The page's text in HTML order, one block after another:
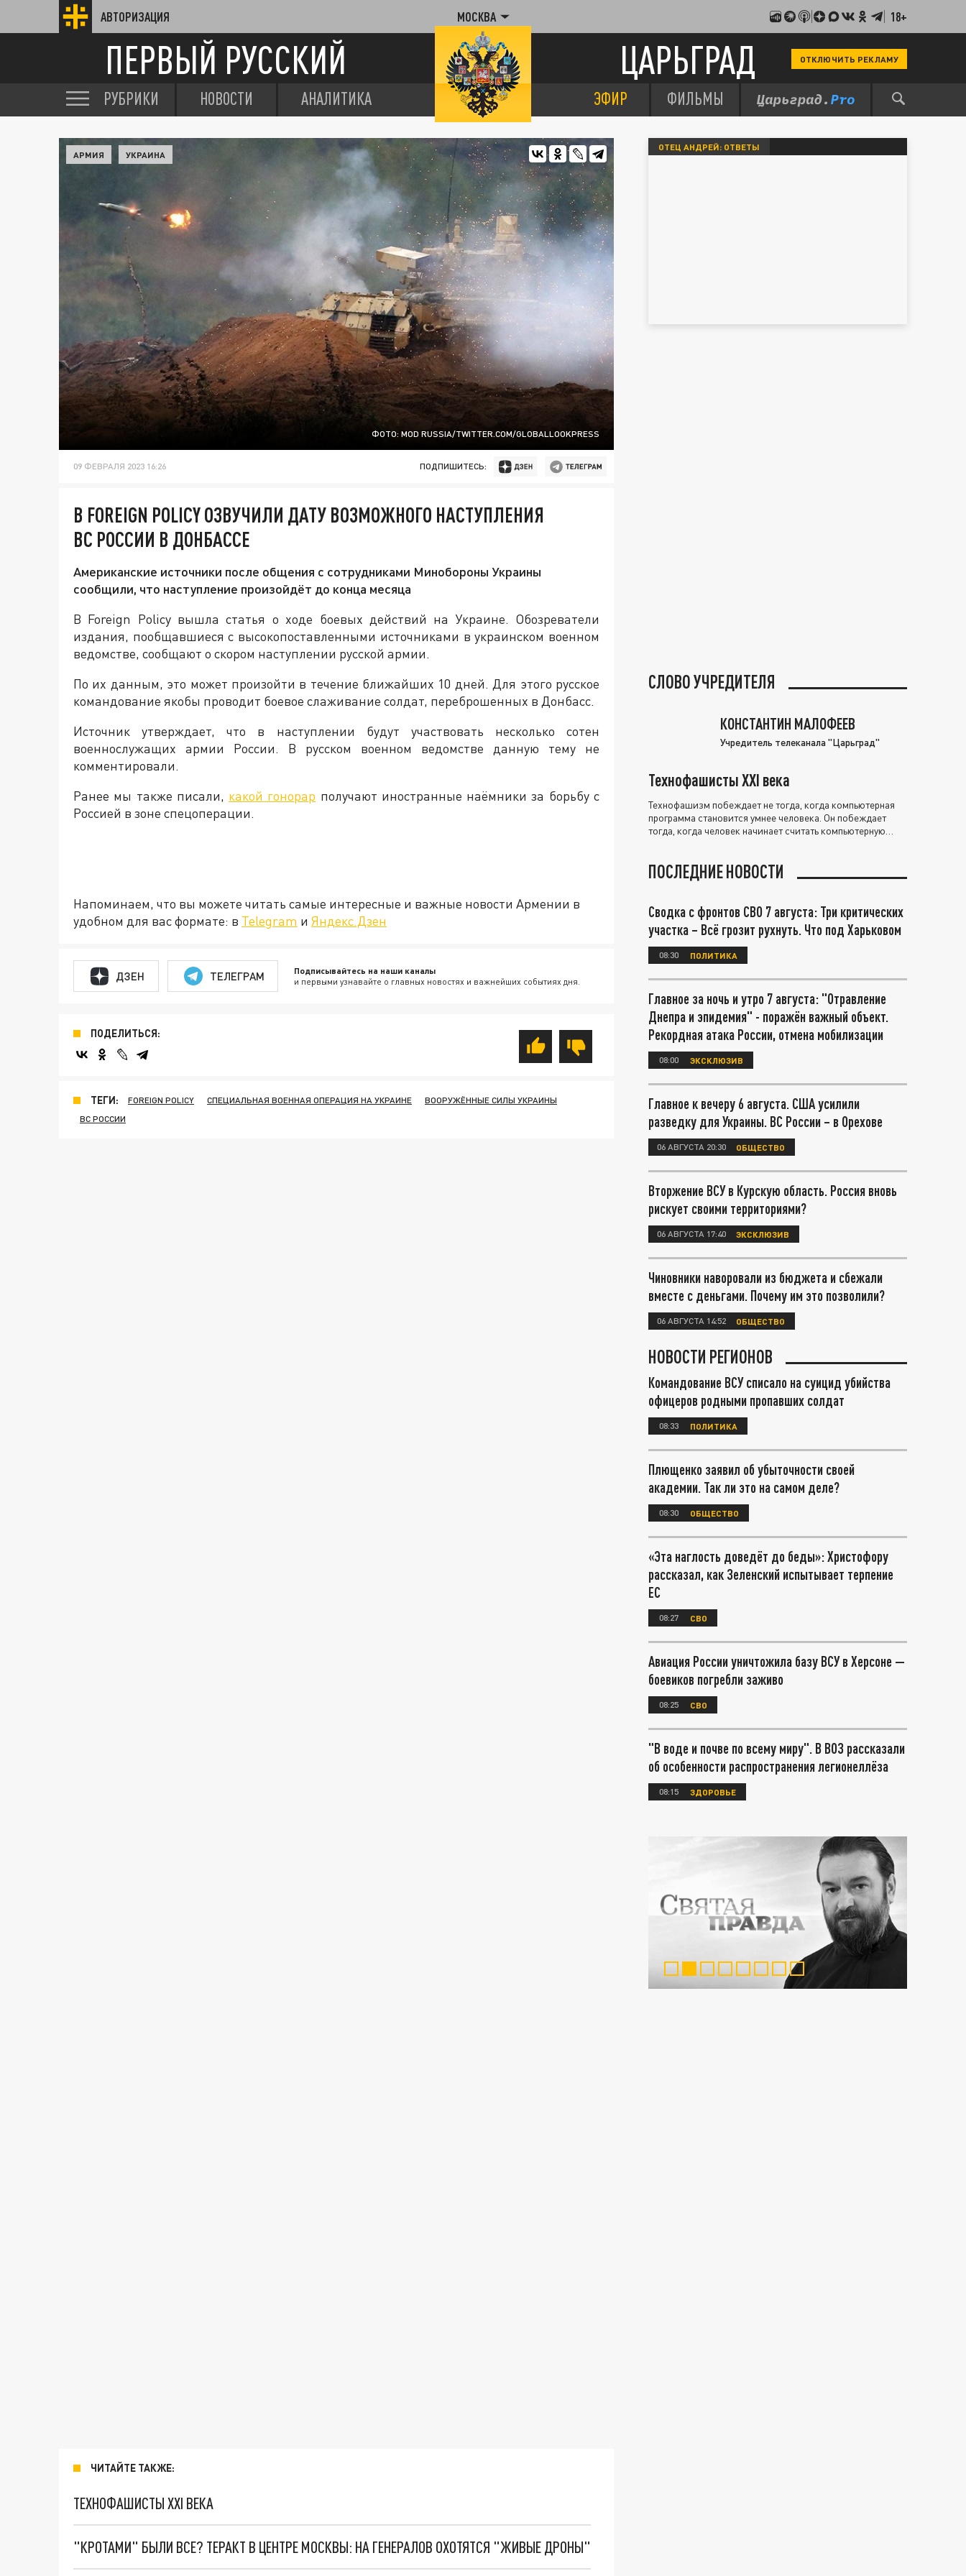
АВТОРИЗАЦИЯ МОСКВА 18+
ПЕРВЫЙ РУССКИЙ ЦАРЬГРАД ОТКЛЮЧИТЬ РЕКЛАМУ
РУБРИКИ НОВОСТИ АНАЛИТИКА ЭФИР ФИЛЬМЫ
ФОТО: MOD RUSSIA/TWITTER.COM/GLOBALLOOKPRESS
АРМИЯ УКРАИНА
09 ФЕВРАЛЯ 2023 16:26 ПОДПИШИТЕСЬ:
В FOREIGN POLICY ОЗВУЧИЛИ ДАТУ ВОЗМОЖНОГО НАСТУПЛЕНИЯ
ВС РОССИИ В ДОНБАССЕ
Американские источники после общения с сотрудниками Минобороны Украины
сообщили, что наступление произойдёт до конца месяца
В Foreign Policy вышла статья о ходе боевых действий на Украине. Обозреватели
издания, пообщавшиеся с высокопоставленными источниками в украинском военном
ведомстве, сообщают о скором наступлении русской армии.
По их данным, это может произойти в течение ближайших 10 дней. Для этого русское
командование якобы проводит боевое слаживание солдат, переброшенных в Донбасс.
Источник утверждает, что в наступлении будут участвовать несколько сотен
военнослужащих армии России. В русском военном ведомстве данную тему не
комментировали.
Ранее мы также писали, какой гонорар получают иностранные наёмники за борьбу с
Россией в зоне спецоперации.
Напоминаем, что вы можете читать самые интересные и важные новости Армении в
удобном для вас формате: в Telegram и Яндекс.Дзен
ДЗЕН ТЕЛЕГРАМ Подписывайтесь на наши каналы
и первыми узнавайте о главных новостях и важнейших событиях дня.
ПОДЕЛИТЬСЯ:
ТЕГИ: FOREIGN POLICY СПЕЦИАЛЬНАЯ ВОЕННАЯ ОПЕРАЦИЯ НА УКРАИНЕ
ВООРУЖЁННЫЕ СИЛЫ УКРАИНЫ
ВС РОССИИ
ЧИТАЙТЕ ТАКЖЕ:
ТЕХНОФАШИСТЫ XXI ВЕКА
"КРОТАМИ" БЫЛИ ВСЕ? ТЕРАКТ В ЦЕНТРЕ МОСКВЫ: НА ГЕНЕРАЛОВ ОХОТЯТСЯ "ЖИВЫЕ ДРОНЫ"
ОТЕЦ АНДРЕЙ: ОТВЕТЫ
СЛОВО УЧРЕДИТЕЛЯ
КОНСТАНТИН МАЛОФЕЕВ
Учредитель телеканала "Царьград"
Технофашисты XXI века
Технофашизм побеждает не тогда, когда компьютерная
программа становится умнее человека. Он побеждает
тогда, когда человек начинает считать компьютерную
ПОСЛЕДНИЕ НОВОСТИ
Сводка с фронтов СВО 7 августа: Три критических
участка – Всё грозит рухнуть. Что под Харьковом
08:30 ПОЛИТИКА
Главное за ночь и утро 7 августа: "Отравление
Днепра и эпидемия" - поражён важный объект.
Рекордная атака России, отмена мобилизации
08:00 ЭКСКЛЮЗИВ
Главное к вечеру 6 августа. США усилили
разведку для Украины. ВС России – в Орехове
06 АВГУСТА 20:30 ОБЩЕСТВО
Вторжение ВСУ в Курскую область. Россия вновь
рискует своими территориями?
06 АВГУСТА 17:40 ЭКСКЛЮЗИВ
Чиновники наворовали из бюджета и сбежали
вместе с деньгами. Почему им это позволили?
06 АВГУСТА 14:52 ОБЩЕСТВО
НОВОСТИ РЕГИОНОВ
Командование ВСУ списало на суицид убийства
офицеров родными пропавших солдат
08:33 ПОЛИТИКА
Плющенко заявил об убыточности своей
академии. Так ли это на самом деле?
08:30 ОБЩЕСТВО
«Эта наглость доведёт до беды»: Христофору
рассказал, как Зеленский испытывает терпение
ЕС
08:27 СВО
Авиация России уничтожила базу ВСУ в Херсоне —
боевиков погребли заживо
08:25 СВО
"В воде и почве по всему миру". В ВОЗ рассказали
об особенности распространения легионеллёза
08:15 ЗДОРОВЬЕ